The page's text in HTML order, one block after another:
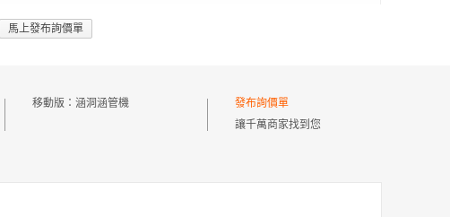
馬上發布詢價單
移動版： 涵洞涵管機
發布詢價單
讓千萬商家找到您